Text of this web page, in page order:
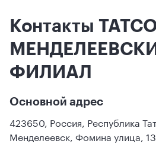
Контакты
ФИЛИАЛ
Основной адрес
423650, Россия, Республика
Менделеевск, Фомина улица, 13